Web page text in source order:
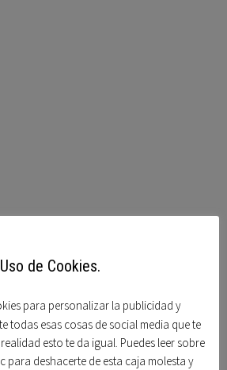
Uso de Cookies.
para personalizar la publicidad y
todas esas cosas de social media que te
esto te da igual. Puedes leer sobre
para deshacerte de esta caja molesta y